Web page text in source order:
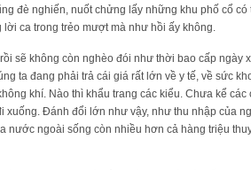
đè nghiến, nuốt chửng lấy những khu phố cổ
ca trong trẻo mượt mà như hồi ấy không.
sẽ không còn nghèo đói như thời bao cấp ngày
ta đang phải trả cái giá rất lớn về y tế, về sức
khí. Nào thì khẩu trang các kiểu. Chưa kể
Đánh đổi lớn như vậy, như thu nhập của
ngoài sống còn nhiều hơn cả hàng triệu